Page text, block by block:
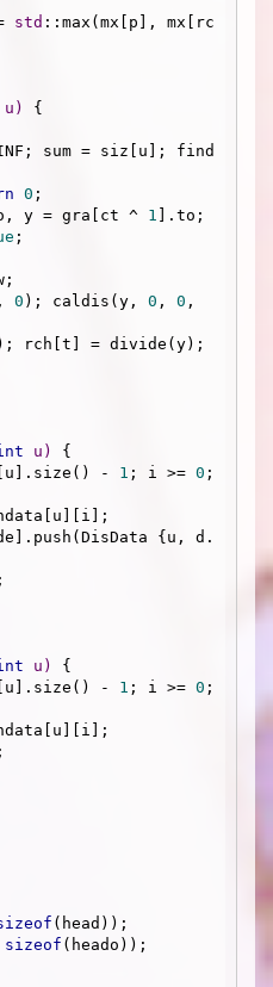
std ::max(mx[p], mx[rc
u)
{
sum = siz[u]; find
0 ;
y = gra[ct ^ 1 ].to;
;
0 ); caldis(y, 0 , 0 ,
u)
{
- 1 ; i >= 0 ;
u)
{
- 1 ; i >= 0 ;
(head));
sizeof (heado));